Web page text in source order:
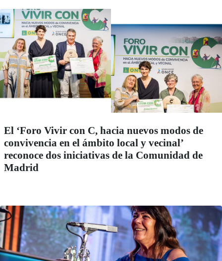
El ‘Foro Vivir con C, hacia nuevos modos de
convivencia en el ámbito local y vecinal’
reconoce dos iniciativas de la Comunidad de
Madrid